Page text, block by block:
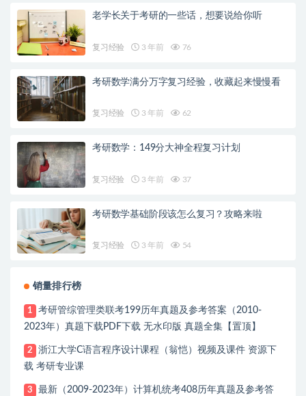
老学长关于考研的一些话，想要说给你听
复习经验 3 年前 76
考研数学满分万字复习经验，收藏起来慢慢看
复习经验 3 年前 62
考研数学：149分大神全程复习计划
复习经验 3 年前 37
考研数学基础阶段该怎么复习？攻略来啦
复习经验 3 年前 54
销量排行榜
1
考研管综管理类联考199历年真题及参考答案（2010-
2023年）真题下载PDF下载 无水印版 真题全集【置顶】
2
浙江大学C语言程序设计课程（翁恺）视频及课件 资源下
载 考研专业课
3
最新（2009-2023年）计算机统考408历年真题及参考答